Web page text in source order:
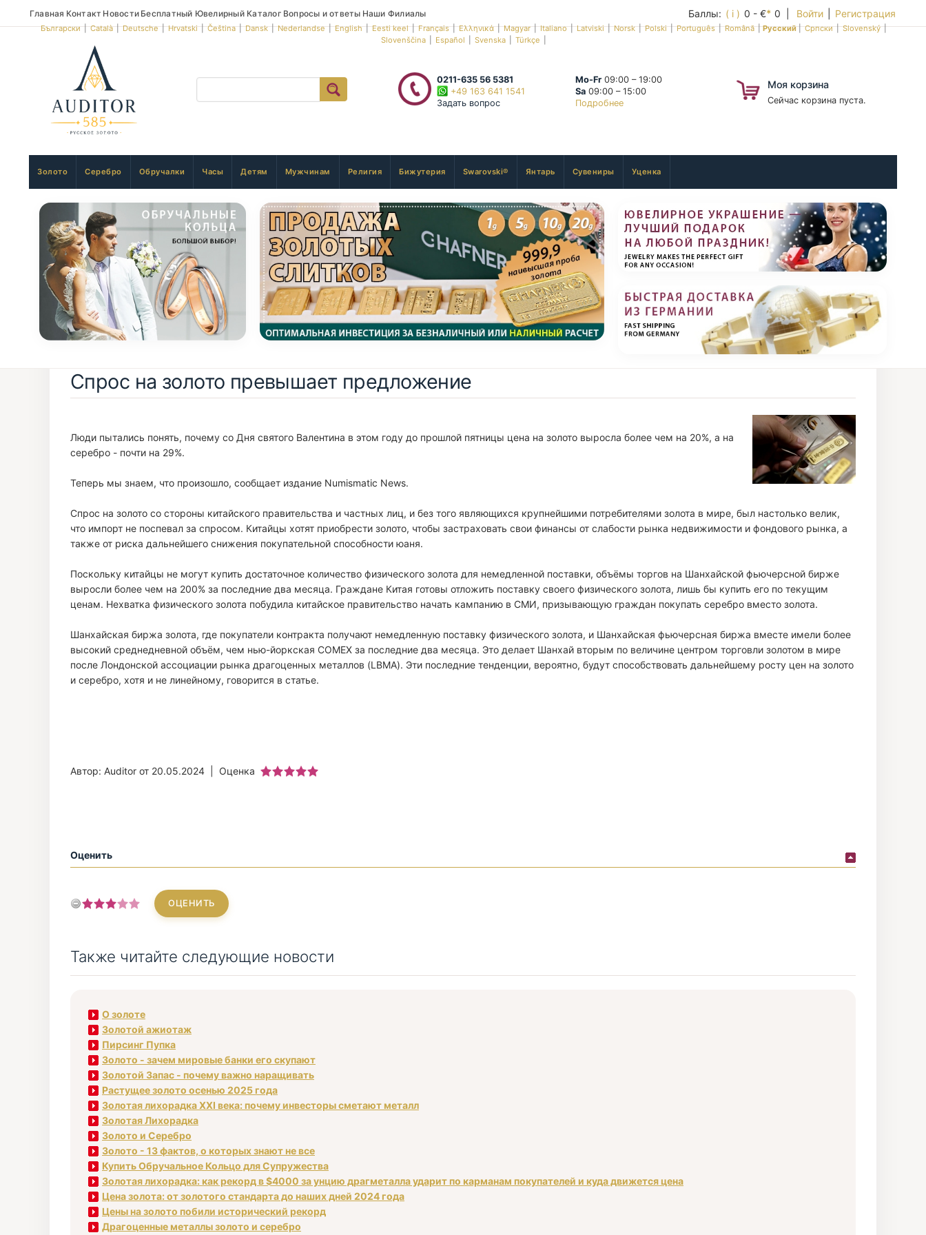
Главная Контакт Новости Бесплатный Ювелирный Каталог Вопросы и ответы Наши Филиалы Баллы: ( i ) 0 - €* 0 | Войти Регистрация
Български|Català|Deutsche|Hrvatski|Čeština|Dansk|Nederlandse|English|Eesti keel|Français|Ελληνικά|Magyar|Italiano|Latviski|Norsk|Polski|Português|Română|Русский|Српски|Slovenský|
Slovenščina
Español Svenska Türkçe
0211-635 56 5381
+49 163 641 1541
Задать вопрос
Mo-Fr09:00 – 19:00
Sa09:00 – 15:00
Подробнее
Моя корзина
Сейчас корзина пуста.
Золото Серебро Обручалки Часы Детям Мужчинам Религия Бижутерия Swarovski® Янтарь Сувениры Уценка
Спрос на золото превышает предложение
Люди пытались понять, почему со Дня святого Валентина в этом году до прошлой пятницы цена на золото выросла более чем на 20%, а на
серебро - почти на 29%.
Теперь мы знаем, что произошло, сообщает издание Numismatic News.
Спрос на золото со стороны китайского правительства и частных лиц, и без того являющихся крупнейшими потребителями золота в мире, был настолько велик,
что импорт не поспевал за спросом. Китайцы хотят приобрести золото, чтобы застраховать свои финансы от слабости рынка недвижимости и фондового рынка, а
также от риска дальнейшего снижения покупательной способности юаня.
Поскольку китайцы не могут купить достаточное количество физического золота для немедленной поставки, объёмы торгов на Шанхайской фьючерсной бирже
выросли более чем на 200% за последние два месяца. Граждане Китая готовы отложить поставку своего физического золота, лишь бы купить его по текущим
ценам. Нехватка физического золота побудила китайское правительство начать кампанию в СМИ, призывающую граждан покупать серебро вместо золота.
Шанхайская биржа золота, где покупатели контракта получают немедленную поставку физического золота, и Шанхайская фьючерсная биржа вместе имели более
высокий среднедневной объём, чем нью-йоркская COMEX за последние два месяца. Это делает Шанхай вторым по величине центром торговли золотом в мире
после Лондонской ассоциации рынка драгоценных металлов (LBMA). Эти последние тенденции, вероятно, будут способствовать дальнейшему росту цен на золото
и серебро, хотя и не линейному, говорится в статье.
Автор: Auditor от 20.05.2024 | Оценка
Оценить
Также читайте следующие новости
О золоте
Золотой ажиотаж
Пирсинг Пупка
Золото - зачем мировые банки его скупают
Золотой Запас - почему важно наращивать
Растущее золото осенью 2025 года
Золотая лихорадка XXI века: почему инвесторы сметают металл
Золотая Лихорадка
Золото и Серебро
Золото - 13 фактов, о которых знают не все
Купить Обручальное Кольцо для Супружества
Золотая лихорадка: как рекорд в $4000 за унцию драгметалла ударит по карманам покупателей и куда движется цена
Цена золота: от золотого стандарта до наших дней 2024 года
Цены на золото побили исторический рекорд
Драгоценные металлы золото и серебро